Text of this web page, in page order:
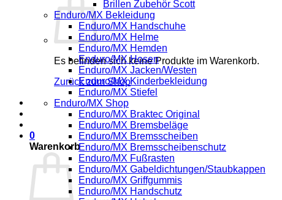
Es befinden sich keine Produkte im Warenkorb.
Zurück zum Shop
0
Warenkorb
Brillen Zubehör Scott
Enduro/MX Bekleidung
Enduro/MX Handschuhe
Enduro/MX Helme
Enduro/MX Hemden
Enduro/MX Hosen
Enduro/MX Jacken/Westen
Enduro/MX Kinderbekleidung
Enduro/MX Stiefel
Enduro/MX Shop
Enduro/MX Braktec Original
Enduro/MX Bremsbeläge
Enduro/MX Bremsscheiben
Enduro/MX Bremsscheibenschutz
Enduro/MX Fußrasten
Enduro/MX Gabeldichtungen/Staubkappen
Enduro/MX Griffgummis
Enduro/MX Handschutz